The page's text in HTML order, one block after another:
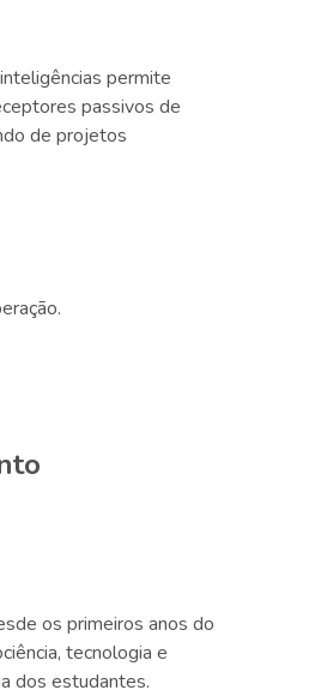
permite
passivos de
de projetos
os primeiros anos do
tecnologia e
dos estudantes.